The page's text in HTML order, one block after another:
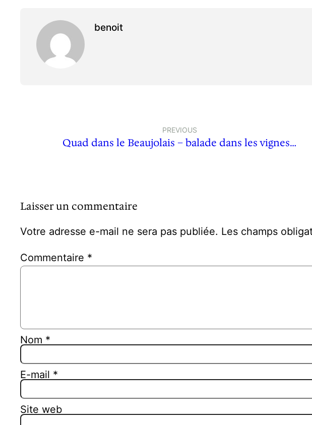
benoit
PREVIOUS
Quad dans le Beaujolais – balade dans les vignes…
Laisser un commentaire
Votre adresse e-mail ne sera pas publiée. Les champs
Commentaire *
Nom *
E-mail *
Site web